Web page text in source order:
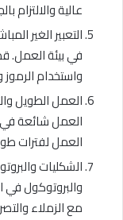
عالية والالتزام
التعبير الغير
في بيئة العمل.
واستخدام الرموز
العمل الطويل
العمل شائعة في
العمل لفترات
الشكليات
والبروتوكول في
مع الزملاء